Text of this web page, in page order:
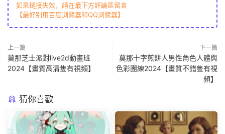
如果鏈接失效，請在最下方評論區留言
【最好别用百度浏覽器和QQ浏覽器】
上一篇
莫那芝士派對live2d動畫班
2024【畫質高清隻有視頻】
下一篇
莫那十字煎餅人男性角色人體與
色彩團練2024【畫質不錯隻有視
頻】
猜你喜歡